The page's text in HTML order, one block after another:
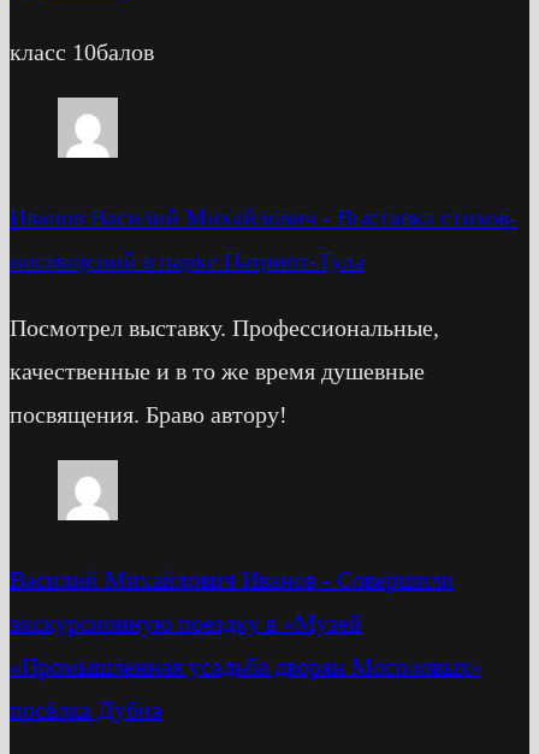
класс 10балов
Иванов Василий Михайлович - Выставка стихов-
посвящений в парке Патриот-Тула
Посмотрел выставку. Профессиональные,
качественные и в то же время душевные
посвящения. Браво автору!
Василий Михайлович Иванов - Cовершили
экскурсионную поездку в «Музей
«Промышленная усадьба дворян Мосоловых»
посёлка Дубна